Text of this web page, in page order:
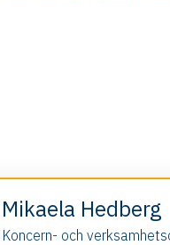
Mikaela Hedberg
Koncern- och